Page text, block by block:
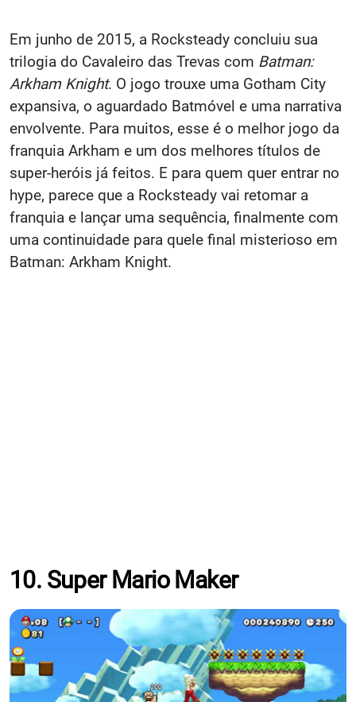
Em junho de 2015, a Rocksteady concluiu sua
trilogia do Cavaleiro das Trevas com Batman:
Arkham Knight. O jogo trouxe uma Gotham City
expansiva, o aguardado Batmóvel e uma narrativa
envolvente. Para muitos, esse é o melhor jogo da
franquia Arkham e um dos melhores títulos de
super-heróis já feitos.​ E para quem quer entrar no
hype, parece que a Rocksteady vai retomar a
franquia e lançar uma sequência, finalmente com
uma continuidade para quele final misterioso em
Batman: Arkham Knight.
10. Super Mario Maker